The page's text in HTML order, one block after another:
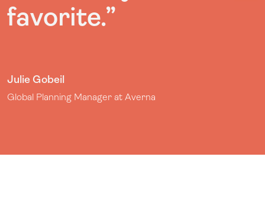
favorite.”
Julie Gobeil
Global Planning Manager at Averna